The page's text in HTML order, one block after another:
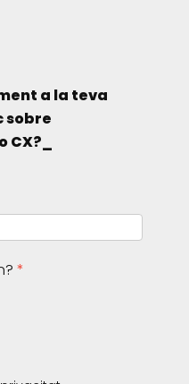
a la teva
sobre